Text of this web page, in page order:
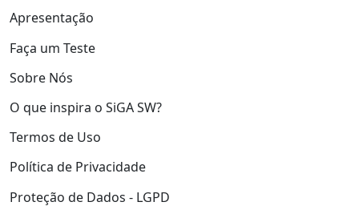
Apresentação
Faça um Teste
Sobre Nós
O que inspira o SiGA SW?
Termos de Uso
Política de Privacidade
Proteção de Dados - LGPD